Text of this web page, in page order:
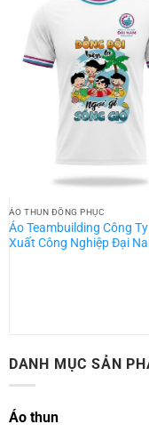
ÁO THUN ĐỒNG PHỤC
Áo Teambuilding Công
Xuất Công Nghiệp Đại
DANH MỤC SẢN
Áo thun